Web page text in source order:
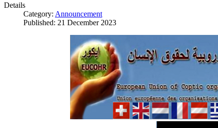
Details
Category: Announcement
Published: 21 December 2023